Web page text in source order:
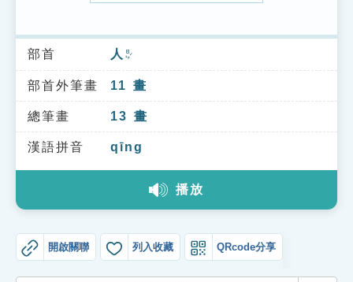
索引選單
知識索引
單字索引
生命大百科索引
教學應用
貓頭鷹博士
部首 人 ㄖㄣˊ
部首外筆畫 11 畫
總筆畫 13 畫
漢語拼音 qīng
播放
開啟關聯 列入收藏 QRcode分享